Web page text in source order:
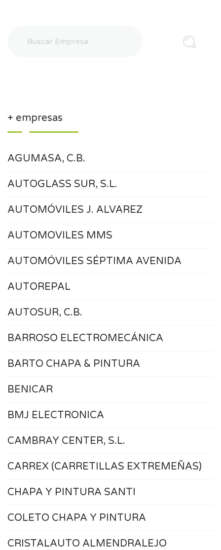
+ empresas
AGUMASA, C.B.
AUTOGLASS SUR, S.L.
AUTOMÓVILES J. ALVAREZ
AUTOMOVILES MMS
AUTOMÓVILES SÉPTIMA AVENIDA
AUTOREPAL
AUTOSUR, C.B.
BARROSO ELECTROMECÁNICA
BARTO CHAPA & PINTURA
BENICAR
BMJ ELECTRONICA
CAMBRAY CENTER, S.L.
CARREX (CARRETILLAS EXTREMEÑAS)
CHAPA Y PINTURA SANTI
COLETO CHAPA Y PINTURA
CRISTALAUTO ALMENDRALEJO